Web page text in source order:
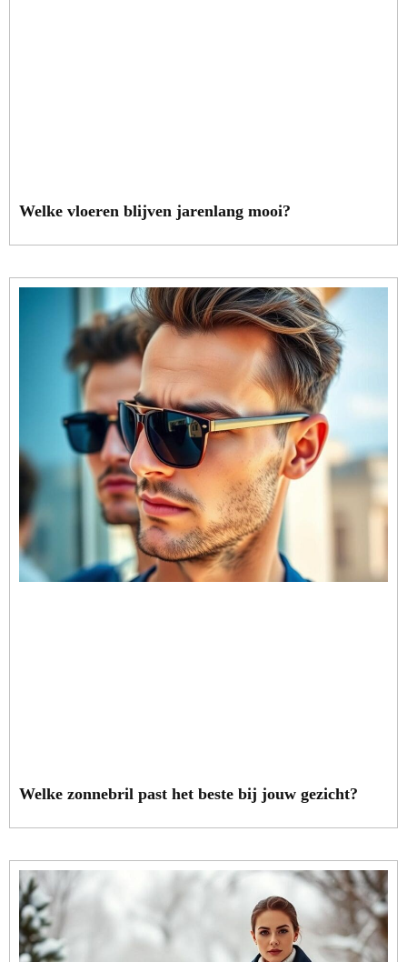
Welke vloeren blijven jarenlang mooi?
Welke zonnebril past het beste bij jouw gezicht?